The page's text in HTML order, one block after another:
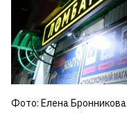
Фото: Елена Бронникова